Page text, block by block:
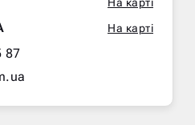
На карті
87